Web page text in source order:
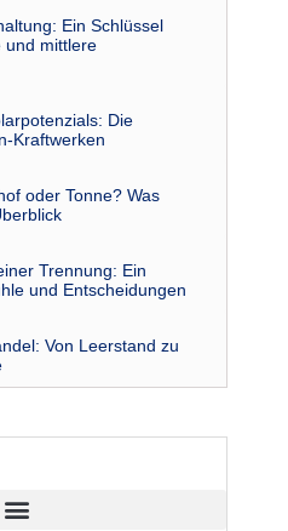
Ein Schlüssel
und mittlere
Die
Kraftwerken
oder Tonne? Was
Trennung: Ein
und Entscheidungen
Von Leerstand zu